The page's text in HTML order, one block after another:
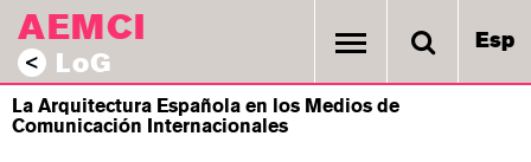
AEMCI
< LoG
Esp
La Arquitectura Española en los Medios de
Comunicación Internacionales